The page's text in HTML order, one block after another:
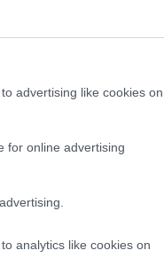
advertising like cookies on
for online advertising
analytics like cookies on